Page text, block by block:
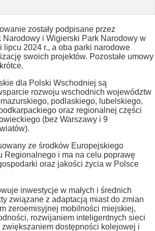
zostały podpisane przez
Narodowy i Wigierski Park Narodowy w
lipcu 2024 r., a oba parki narodowe
swoich projektów. Pozostałe umowy
dla Polski Wschodniej są
rozwoju wschodnich województw
podlaskiego, lubelskiego,
oraz regionalnej części
(bez Warszawy i 9
ze środków Europejskiego
Regionalnego i ma na celu poprawę
oraz jakości życia w Polsce
inwestycje w małych i średnich
związane z adaptacją miast do zmian
zeroemisyjnej mobilności miejskiej,
rozwijaniem inteligentnych sieci
dostępności kolejowej i